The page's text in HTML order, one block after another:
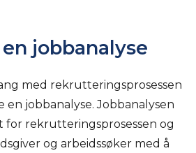
jobbanalyse
med rekrutteringsprosessen
jobbanalyse. Jobbanalysen
for rekrutteringsprosessen og
og arbeidssøker med å